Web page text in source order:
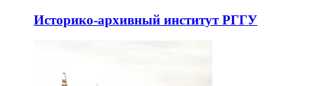
Историко-архивный институт РГГУ